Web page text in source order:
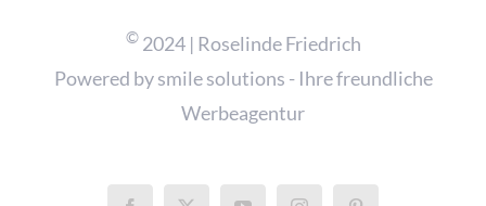
©2024 | Roselinde Friedrich
Powered bysmile solutions - Ihre freundliche
Werbeagentur